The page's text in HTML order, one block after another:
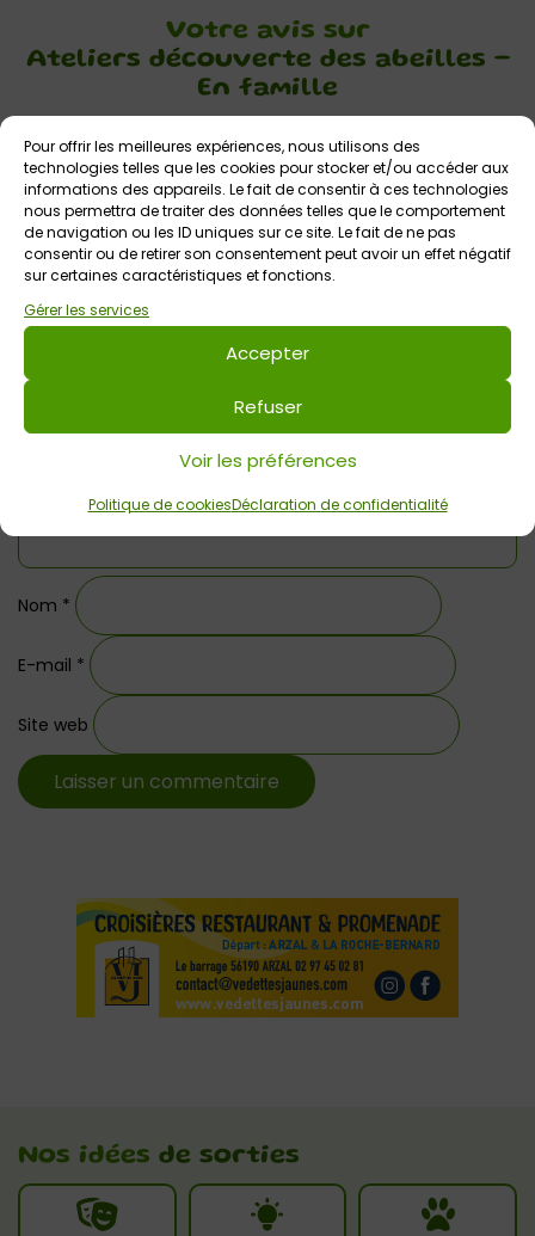
Pour offrir les meilleures expériences, nous utilisons des
technologies telles que les cookies pour stocker et/ou accéder aux
informations des appareils. Le fait de consentir à ces technologies
nous permettra de traiter des données telles que le comportement
de navigation ou les ID uniques sur ce site. Le fait de ne pas
consentir ou de retirer son consentement peut avoir un effet négatif
sur certaines caractéristiques et fonctions.
Gérer les services
Accepter
Refuser
Voir les préférences
Politique de cookiesDéclaration de confidentialité
Votre avis sur
Ateliers découverte des abeilles –
En famille
Laisser un commentaire
Commentaire*
Nom *
E-mail *
Site web
Nos idées de sorties